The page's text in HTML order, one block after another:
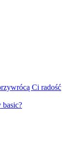
Ci radość